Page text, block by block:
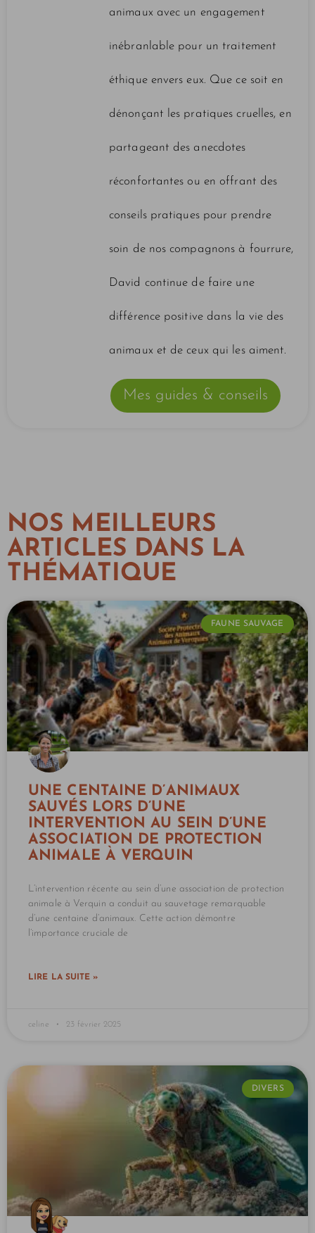
animaux avec un engagement
inébranlable pour un traitement
éthique envers eux. Que ce soit en
dénonçant les pratiques cruelles, en
partageant des anecdotes
réconfortantes ou en offrant des
conseils pratiques pour prendre
soin de nos compagnons à fourrure,
David continue de faire une
différence positive dans la vie des
animaux et de ceux qui les aiment.
Mes guides & conseils
NOS MEILLEURS
ARTICLES DANS LA
THÉMATIQUE
FAUNE SAUVAGE
UNE CENTAINE D’ANIMAUX
SAUVÉS LORS D’UNE
INTERVENTION AU SEIN D’UNE
ASSOCIATION DE PROTECTION
ANIMALE À VERQUIN
L’intervention récente au sein d’une association de protection
animale à Verquin a conduit au sauvetage remarquable
d’une centaine d’animaux. Cette action démontre
l’importance cruciale de
LIRE LA SUITE »
celine 23 février 2025
DIVERS